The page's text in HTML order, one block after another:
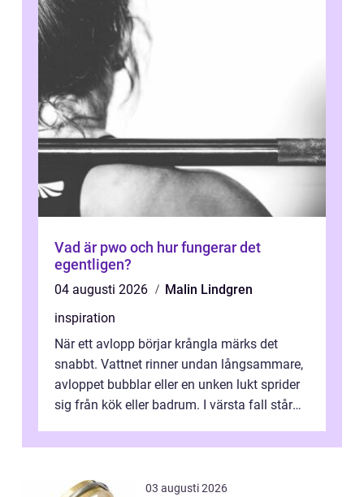
Vad är pwo och hur fungerar det
egentligen?
04 augusti 2026
Malin Lindgren
inspiration
När ett avlopp börjar krångla märks det
snabbt. Vattnet rinner undan långsammare,
avloppet bubblar eller en unken lukt sprider
sig från kök eller badrum. I värsta fall står
03 augusti 2026